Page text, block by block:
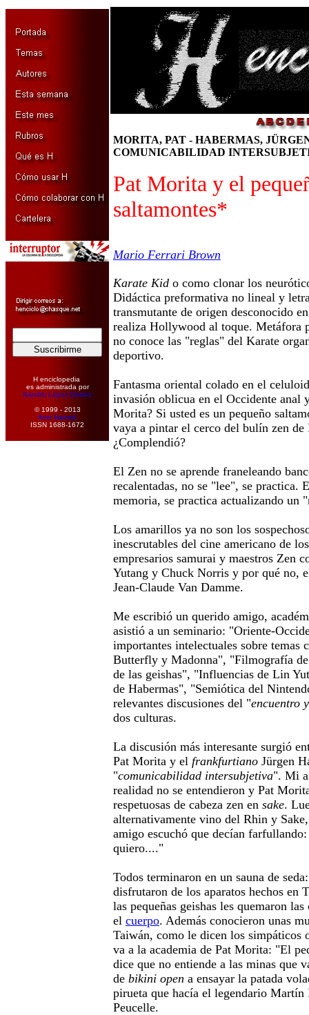
H enciclopedia
es administrada por
Sandra López Desivo
© 1999 - 2013
Amir Hamed
ISSN 1688-1672
MORITA, PAT - HABERMAS,
COMUNICABILIDAD
Pat Morita y el
saltamontes*
Mario Ferrari Brown
Karate Kid o como clonar los
Didáctica preformativa no lineal y
transmutante de origen desconocido
realiza Hollywood al toque. Metáfora
no conoce las "reglas" del Karate
deportivo.
Fantasma oriental colado en el
invasión oblicua en el Occidente anal
Morita? Si usted es un pequeño
vaya a pintar el cerco del bulín zen de
¿Complendió?
El Zen no se aprende franeleando
recalentadas, no se "lee", se practica.
memoria, se practica actualizando un
Los amarillos ya no son los
inescrutables del cine americano de
empresarios samurai y maestros Zen
Yutang y Chuck Norris y por qué no,
Jean-Claude Van Damme.
Me escribió un querido amigo,
asistió a un seminario: "Oriente-
importantes intelectuales sobre temas
Butterfly y Madonna", "Filmografía
de las geishas", "Influencias de Lin
de Habermas", "Semiótica del
relevantes discusiones del "encuentro
dos culturas.
La discusión más interesante surgió
Pat Morita y el frankfurtiano Jürgen
"comunicabilidad intersubjetiva". Mi
realidad no se entendieron y Pat
respetuosas de cabeza zen en sake.
alternativamente vino del Rhin y
amigo escuchó que decían
quiero...."
Todos terminaron en un sauna de
disfrutaron de los aparatos hechos en
las pequeñas geishas les quemaron las
el cuerpo. Además conocieron unas
Taiwán, como le dicen los simpáticos
va a la academia de Pat Morita: "El
dice que no entiende a las minas que
de bikini open a ensayar la patada
pirueta que hacía el legendario
Peucelle.